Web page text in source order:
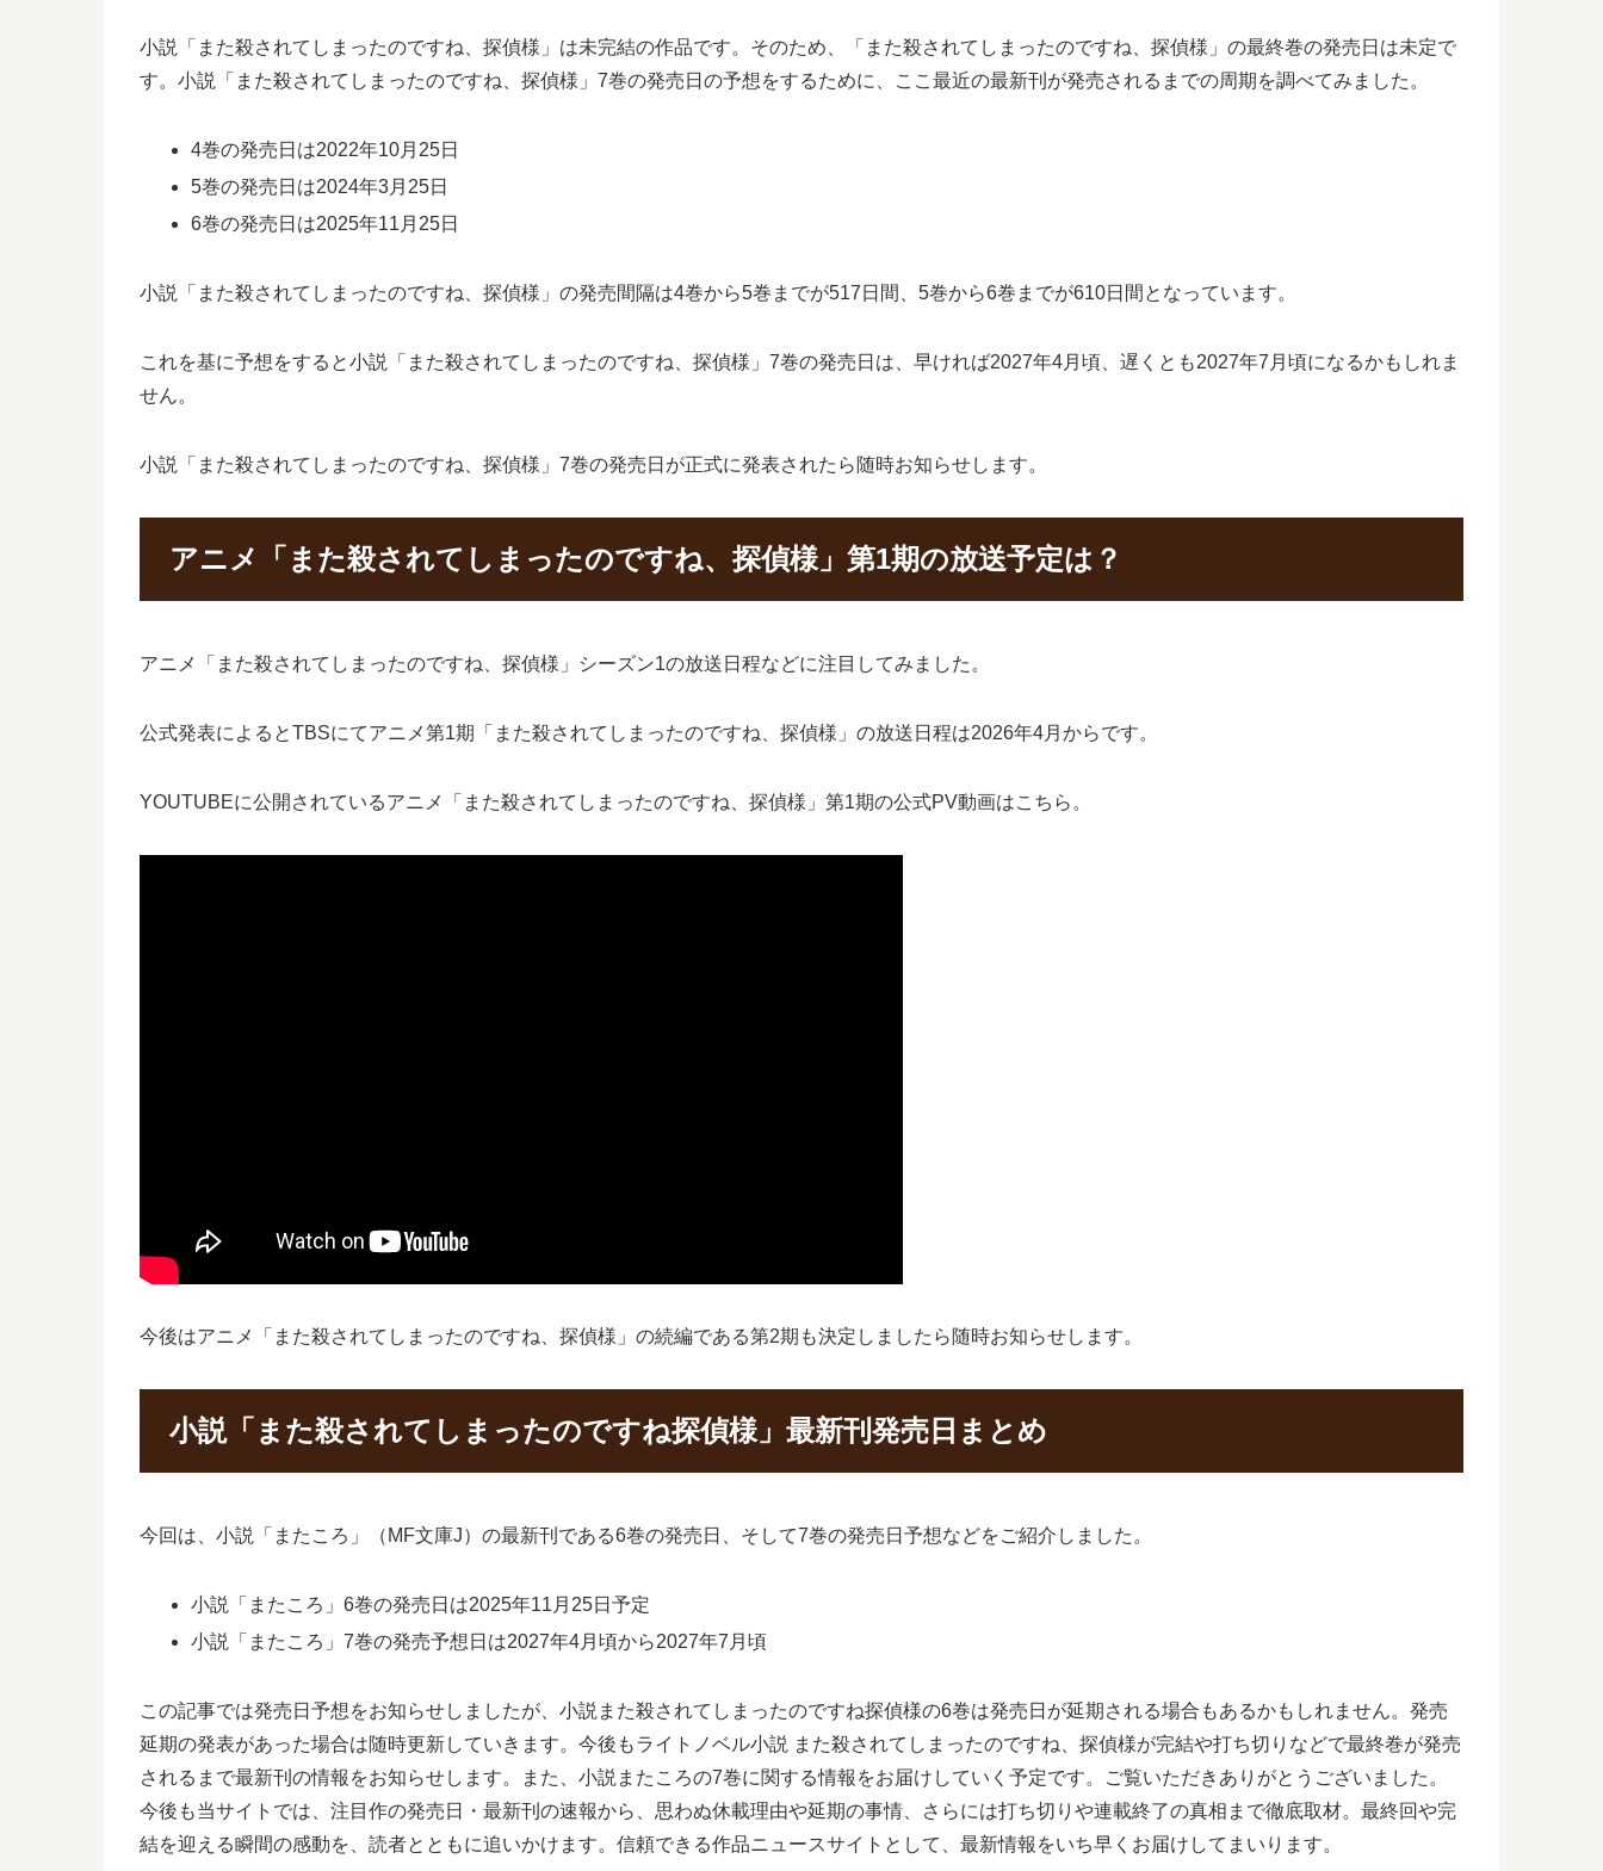
小説「また殺されてしまったのですね、探偵様」は未完結の作品です。そのため、「また殺されてしまったのですね、探偵様」の最終巻の発売日は未定で
す。小説「また殺されてしまったのですね、探偵様」7巻の発売日の予想をするために、ここ最近の最新刊が発売されるまでの周期を調べてみました。
4巻の発売日は2022年10月25日
5巻の発売日は2024年3月25日
6巻の発売日は2025年11月25日
小説「また殺されてしまったのですね、探偵様」の発売間隔は4巻から5巻までが517日間、5巻から6巻までが610日間となっています。
これを基に予想をすると小説「また殺されてしまったのですね、探偵様」7巻の発売日は、早ければ2027年4月頃、遅くとも2027年7月頃になるかもしれま
せん。
小説「また殺されてしまったのですね、探偵様」7巻の発売日が正式に発表されたら随時お知らせします。
アニメ「また殺されてしまったのですね、探偵様」第1期の放送予定は？
アニメ「また殺されてしまったのですね、探偵様」シーズン1の放送日程などに注目してみました。
公式発表によるとTBSにてアニメ第1期「また殺されてしまったのですね、探偵様」の放送日程は2026年4月からです。
YOUTUBEに公開されているアニメ「また殺されてしまったのですね、探偵様」第1期の公式PV動画はこちら。
今後はアニメ「また殺されてしまったのですね、探偵様」の続編である第2期も決定しましたら随時お知らせします。
小説「また殺されてしまったのですね探偵様」最新刊発売日まとめ
今回は、小説「またころ」（MF文庫J）の最新刊である6巻の発売日、そして7巻の発売日予想などをご紹介しました。
小説「またころ」6巻の発売日は2025年11月25日予定
小説「またころ」7巻の発売予想日は2027年4月頃から2027年7月頃
この記事では発売日予想をお知らせしましたが、小説また殺されてしまったのですね探偵様の6巻は発売日が延期される場合もあるかもしれません。発売
延期の発表があった場合は随時更新していきます。今後もライトノベル小説 また殺されてしまったのですね、探偵様が完結や打ち切りなどで最終巻が発売
されるまで最新刊の情報をお知らせします。また、小説またころの7巻に関する情報をお届けしていく予定です。ご覧いただきありがとうございました。
今後も当サイトでは、注目作の発売日・最新刊の速報から、思わぬ休載理由や延期の事情、さらには打ち切りや連載終了の真相まで徹底取材。最終回や完
結を迎える瞬間の感動を、読者とともに追いかけます。信頼できる作品ニュースサイトとして、最新情報をいち早くお届けしてまいります。